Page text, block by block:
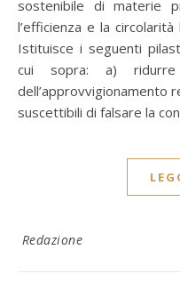
sostenibile di materie
l’efficienza e la
Istituisce i seguenti
cui sopra: a)
dell’approvvigionamento
suscettibili di falsare la
Redazione